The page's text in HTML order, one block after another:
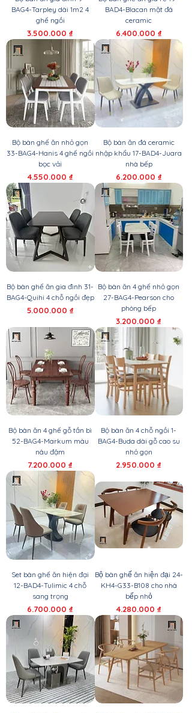
BAG4-Tarpley dài 1m2 4
ghế ngồi
Giá
3.500.000 ₫
BAD4-Blacan mặt đá
ceramic
Giá
6.400.000 ₫
Bộ bàn ghế ăn nhỏ gọn
33-BAG4-Hanis 4 ghế ngồi
bọc vải
Giá
4.550.000 ₫
Bộ bàn ăn đá ceramic
nhập khẩu 17-BAD4-Juara
nhà bếp
Giá
6.200.000 ₫
Bộ bàn ghế ăn gia đình 31-
BAG4-Quihi 4 chỗ ngồi đẹp
Giá
5.000.000 ₫
Bộ bàn ăn 4 ghế nhỏ gọn
27-BAG4-Pearson cho
phòng bếp
Giá
3.200.000 ₫
Bộ bàn ăn 4 ghế gỗ tần bì
52-BAG4-Markum màu
nâu đậm
Giá
7.200.000 ₫
Bộ bàn ăn 4 chỗ ngồi 1-
BAG4-Buda dài gỗ cao su
nhỏ gọn
Giá
2.950.000 ₫
Set bàn ghế ăn hiện đại
12-BAD4-Tulimic 4 chỗ
sang trọng
Giá
6.700.000 ₫
Bộ bàn ghế ăn hiện đại 24-
KH4-G33-B108 cho nhà
bếp nhỏ
Giá
4.280.000 ₫